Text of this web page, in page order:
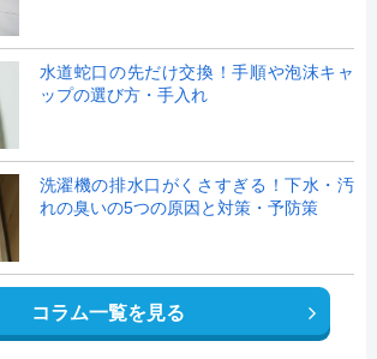
水道蛇口の先だけ交換！手順や泡沫キャ
ップの選び方・手入れ
洗濯機の排水口がくさすぎる！下水・汚
れの臭いの5つの原因と対策・予防策
コラム一覧を見る